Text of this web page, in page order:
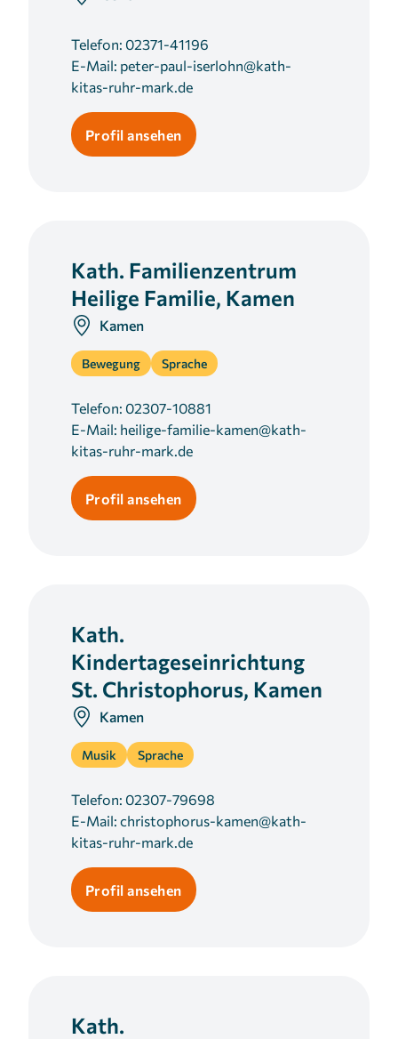
Telefon: 02371-41196
E-Mail: peter-paul-iserlohn@kath-
kitas-ruhr-mark.de
Profil ansehen
Kath. Familienzentrum
Heilige Familie, Kamen
Kamen
Bewegung Sprache
Telefon: 02307-10881
E-Mail: heilige-familie-kamen@kath-
kitas-ruhr-mark.de
Profil ansehen
Kath.
Kindertageseinrichtung
St. Christophorus, Kamen
Kamen
Musik Sprache
Telefon: 02307-79698
E-Mail: christophorus-kamen@kath-
kitas-ruhr-mark.de
Profil ansehen
Kath.